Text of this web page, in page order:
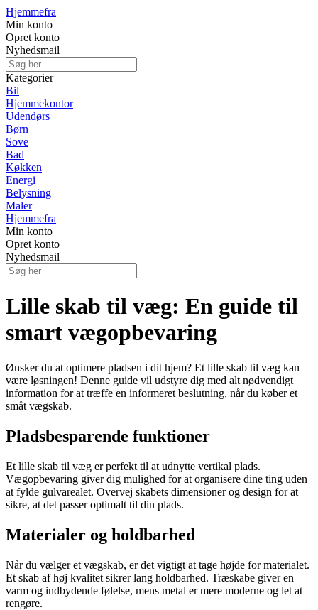
Hjemmefra
Min konto
Opret konto
Nyhedsmail
Kategorier
Bil
Hjemmekontor
Udendørs
Børn
Sove
Bad
Køkken
Energi
Belysning
Maler
Hjemmefra
Min konto
Opret konto
Nyhedsmail
Lille skab til væg: En guide til
smart vægopbevaring
Ønsker du at optimere pladsen i dit hjem? Et lille skab til væg kan
være løsningen! Denne guide vil udstyre dig med alt nødvendigt
information for at træffe en informeret beslutning, når du køber et
småt vægskab.
Pladsbesparende funktioner
Et lille skab til væg er perfekt til at udnytte vertikal plads.
Vægopbevaring giver dig mulighed for at organisere dine ting uden
at fylde gulvarealet. Overvej skabets dimensioner og design for at
sikre, at det passer optimalt til din plads.
Materialer og holdbarhed
Når du vælger et vægskab, er det vigtigt at tage højde for materialet.
Et skab af høj kvalitet sikrer lang holdbarhed. Træskabe giver en
varm og indbydende følelse, mens metal er mere moderne og let at
rengøre.